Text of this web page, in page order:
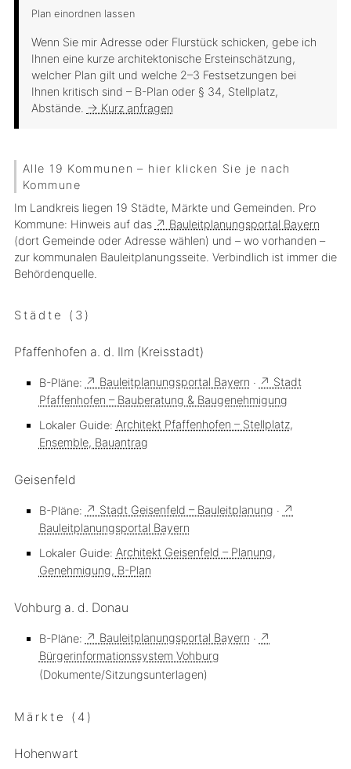
Plan einordnen lassen
Wenn Sie mir Adresse oder Flurstückschicken, gebe ich
Ihnen eine kurze architektonische Ersteinschätzung,
welcher Plan gilt und welche 2–3 Festsetzungen bei
Ihnen kritisch sind – B-Plan oder § 34, Stellplatz,
Abstände. → Kurz anfragen
Alle 19 Kommunen – hier klicken Sie je nach
Kommune
Im Landkreis liegen 19 Städte, Märkte und Gemeinden . Pro
Kommune: Hinweis auf das ↗ Bauleitplanungsportal Bayern
(dort Gemeinde oder Adresse wählen) und – wo vorhanden –
zur kommunalen Bauleitplanungsseite. Verbindlich ist immer die
Behördenquelle.
Städte (3)
Pfaffenhofen a. d. Ilm (Kreisstadt)
B-Pläne: ↗ Bauleitplanungsportal Bayern · ↗ Stadt
Pfaffenhofen – Bauberatung & Baugenehmigung
Lokaler Guide: Architekt Pfaffenhofen – Stellplatz,
Ensemble, Bauantrag
Geisenfeld
B-Pläne: ↗ Stadt Geisenfeld – Bauleitplanung · ↗
Bauleitplanungsportal Bayern
Lokaler Guide: Architekt Geisenfeld – Planung,
Genehmigung, B-Plan
Vohburg a. d. Donau
B-Pläne: ↗ Bauleitplanungsportal Bayern · ↗
Bürgerinformationssystem Vohburg
(Dokumente/Sitzungsunterlagen)
Märkte (4)
Hohenwart